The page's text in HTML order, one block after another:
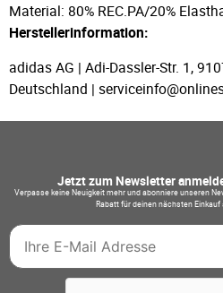
Material: 80% REC.PA/20%
Herstellerinformation:
adidas AG | Adi-Dassler-Str. 1,
Deutschland |
Jetzt zum Newsletter
Verpasse keine Neuigkeit mehr und abonniere unseren
Rabatt für deinen nächsten